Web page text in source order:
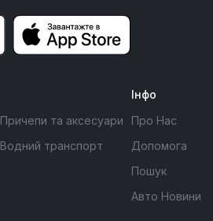
Причепи та аксесуари
Водний транспорт
Інфо
Про Нас
Допомога
Пошук
Авто Новини